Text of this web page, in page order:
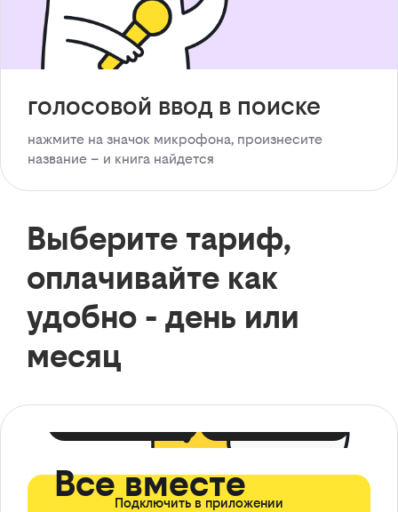
голосовой ввод в поиске
нажмите на значок микрофона, произнесите
название – и книга найдется
Выберите тариф,
оплачивайте как
удобно - день или
месяц
Все вместе
Подключить в приложении